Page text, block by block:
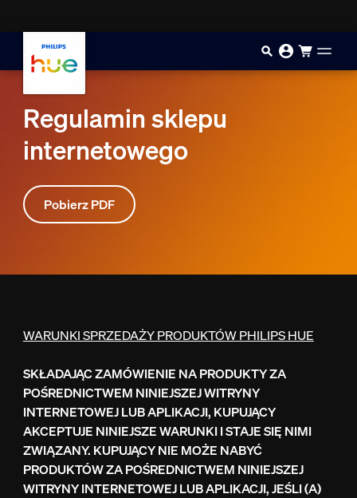
Regulamin sklepu
internetowego
Pobierz PDF
WARUNKI SPRZEDAŻY PRODUKTÓW PHILIPS HUE
SKŁADAJĄC ZAMÓWIENIE NA PRODUKTY ZA
POŚREDNICTWEM NINIEJSZEJ WITRYNY
INTERNETOWEJ LUB APLIKACJI, KUPUJĄCY
AKCEPTUJE NINIEJSZE WARUNKI I STAJE SIĘ NIMI
ZWIĄZANY. KUPUJĄCY NIE MOŻE NABYĆ
PRODUKTÓW ZA POŚREDNICTWEM NINIEJSZEJ
WITRYNY INTERNETOWEJ LUB APLIKACJI, JEŚLI (A)